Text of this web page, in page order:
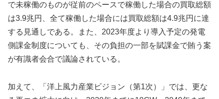
で未稼働のものが従前のペースで稼働した場合の買取総額
は3.9兆円、全て稼働した場合には買取総額は4.9兆円に達
する見通しである。また、2023年度より導入予定の発電
側課金制度についても、その負担の一部を賦課金で賄う案
が有識者会合で議論されている。
加えて、「洋上風力産業ビジョン（第1次）」では、更な